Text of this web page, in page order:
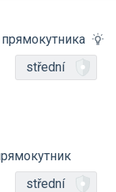
střední
střední